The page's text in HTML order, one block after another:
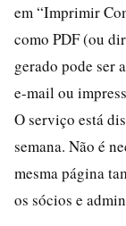
em “Imprimir
como PDF (ou
gerado pode ser
e-mail ou
O serviço está
semana. Não é
mesma página
os sócios e